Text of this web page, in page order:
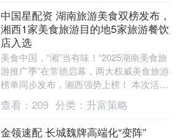
中国星配资 湖南旅游美食双榜发布，
湘西1家美食旅游目的地5家旅游餐饮
店入选
美食中国，“湘”当有味！“2025湖南美食旅
游推广季”在常德启幕，两大权威美食旅游
榜单同步发布，湘西强势上榜！ 本次活动
由中国旅游研究院、湖南省文化和旅游厅
等单....
查看： 209 分类： 升富策略
金领速配 长城魏牌高端化“变阵”